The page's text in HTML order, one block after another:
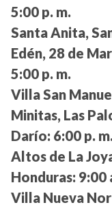
5:00 p. m.
Santa Anita,
Edén, 28 de
5:00 p. m.
Villa San
Minitas, Las
Darío: 6:00 p.
Altos de La
Honduras: 9:00
Villa Nueva